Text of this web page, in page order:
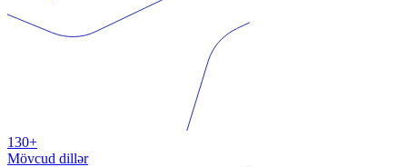
130+
Mövcud dillər